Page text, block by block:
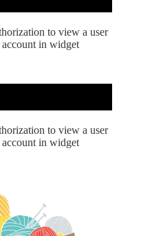
to view a user
in widget
to view a user
in widget